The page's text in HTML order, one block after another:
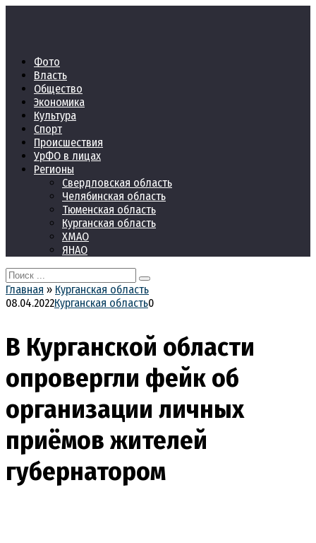
Фото
Власть
Общество
Экономика
Культура
Спорт
Происшествия
УрФО в лицах
Регионы
Свердловская область
Челябинская область
Тюменская область
Курганская область
ХМАО
ЯНАО
Search
for:
Главная » Курганская область
08.04.2022Курганская область0
В Курганской области
опровергли фейк об
организации личных
приёмов жителей
губернатором